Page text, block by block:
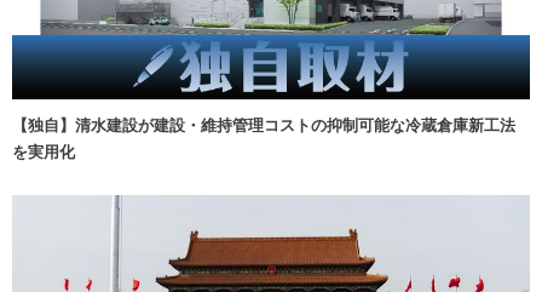
【独自】清水建設が建設・維持管理コストの抑制可能な冷蔵倉庫新工法
を実用化